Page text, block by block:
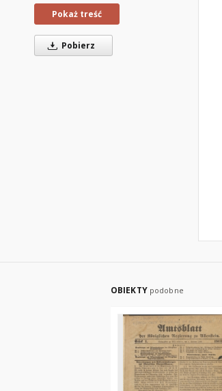
Pokaż treść
Pobierz
OBIEKTY podobne